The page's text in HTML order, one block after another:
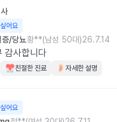
어요
/당뇨황**(남성 50대)26.7.14
감사합니다
친절한 진료 자세한 설명
어요